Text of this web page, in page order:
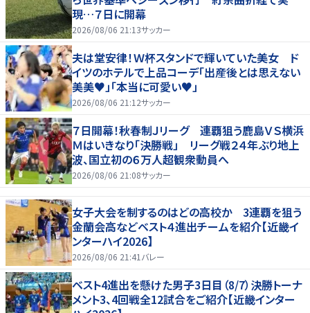
現…７日に開幕
2026/08/06 21:13サッカー
夫は堂安律！Ｗ杯スタンドで輝いていた美女 ド
イツのホテルで上品コーデ「出産後とは思えない
美美♥」「本当に可愛い♥」
2026/08/06 21:12サッカー
７日開幕！秋春制Ｊリーグ 連覇狙う鹿島ＶＳ横浜
Ｍはいきなり「決勝戦」 リーグ戦２４年ぶり地上
波、国立初の６万人超観衆動員へ
2026/08/06 21:08サッカー
女子大会を制するのはどの高校か 3連覇を狙う
金蘭会高などベスト４進出チームを紹介【近畿イ
ンターハイ2026】
2026/08/06 21:41 バレー
ベスト4進出を懸けた男子3日目（8/7）決勝トーナ
メント3、4回戦全12試合をご紹介【近畿インター